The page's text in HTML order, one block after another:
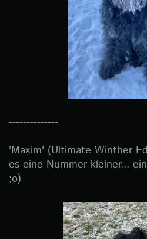
--------------
'Maxim' (Ultimate Winther
es eine Nummer kleiner...
;o)